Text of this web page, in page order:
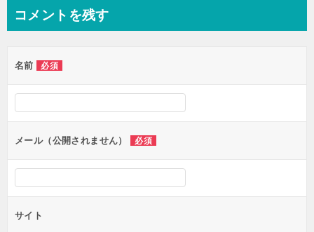
ビ
ー
シ
ョ
ン
コメントを残す
名前 必須
メール（公開されません） 必須
サイト